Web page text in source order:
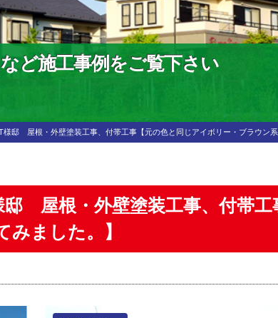
ど施工事例をご覧下さい
様邸 屋根・外壁塗装工事、付帯工事【元の色と同じアイボリー・ブラウン系
邸 屋根・外壁塗装工事、付帯工
みました。】